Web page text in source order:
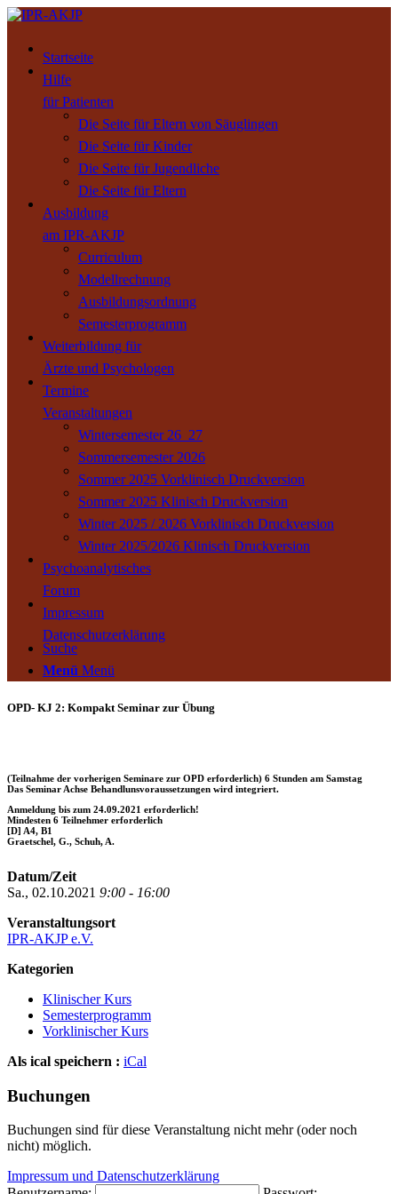
Startseite
Hilfe
für Patienten
Die Seite für Eltern von Säuglingen
Die Seite für Kinder
Die Seite für Jugendliche
Die Seite für Eltern
Ausbildung
am IPR-AKJP
Curriculum
Modellrechnung
Ausbildungsordnung
Semesterprogramm
Weiterbildung für
Ärzte und Psychologen
Termine
Veranstaltungen
Wintersemester 26_27
Sommersemester 2026
Sommer 2025 Vorklinisch Druckversion
Sommer 2025 Klinisch Druckversion
Winter 2025 / 2026 Vorklinisch Druckversion
Winter 2025/2026 Klinisch Druckversion
Psychoanalytisches
Forum
Impressum
Datenschutzerklärung
Suche
Menü Menü
OPD- KJ 2: Kompakt Seminar zur Übung
(Teilnahme der vorherigen Seminare zur OPD erforderlich) 6 Stunden am Samstag
Das Seminar Achse Behandlunsvoraussetzungen wird integriert.
Anmeldung bis zum 24.09.2021 erforderlich!
Mindesten 6 Teilnehmer erforderlich
[D] A4, B1
Graetschel, G., Schuh, A.
Datum/Zeit
Sa., 02.10.2021 9:00 - 16:00
Veranstaltungsort
IPR-AKJP e.V.
Kategorien
Klinischer Kurs
Semesterprogramm
Vorklinischer Kurs
Als ical speichern : iCal
Buchungen
Buchungen sind für diese Veranstaltung nicht mehr (oder noch
nicht) möglich.
Impressum und Datenschutzerklärung